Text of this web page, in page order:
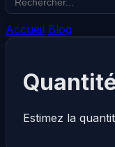
Accueil Blog
Estimez la